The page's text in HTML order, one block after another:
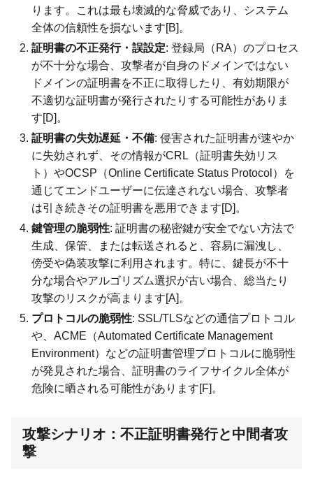
ります。これは最も壊滅的な脅威であり、システム
全体の信頼性を損ないます[B]。
証明書の不正発行・誤設定: 登録局（RA）のプロセス
が不十分な場合、攻撃者が自身のドメインではない
ドメインの証明書を不正に取得したり、有効期限が
不適切な証明書が発行されたりする可能性がありま
す[D]。
証明書の失効遅延・不備: 侵害された証明書が速やか
に失効されず、その情報がCRL（証明書失効リス
ト）やOCSP（Online Certificate Status Protocol）を
通じてエンドユーザーに伝達されない場合、攻撃者
は引き続きその証明書を悪用できます[D]。
鍵管理の脆弱性: 証明書の秘密鍵が安全でない方法で
生成、保管、または転送されると、容易に漏洩し、
傍受や偽装攻撃に利用されます。特に、鍵長が不十
分な場合やアルゴリズム選択が古い場合、総当たり
攻撃のリスクが高まります[A]。
プロトコルの脆弱性: SSL/TLSなどの通信プロトコル
や、ACME（Automated Certificate Management
Environment）などの証明書管理プロトコルに脆弱性
が発見された場合、証明書のライフサイクル全体が
危険に晒される可能性があります[F]。
攻撃シナリオ：不正証明書発行と中間者攻
撃